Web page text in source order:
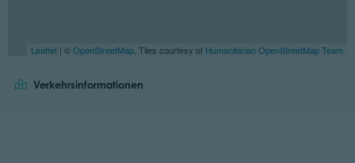
Leaflet | ©OpenStreetMap , Tiles courtesy of Humanitarian OpenStreetMap Team
Verkehrsinformationen